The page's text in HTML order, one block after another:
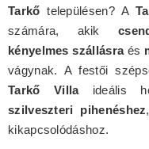
Tarkő településen? A
számára, akik
kényelmes szállásraés
vágynak. A festői
Tarkő Villaideális
szilveszteri pihenéshez
kikapcsolódáshoz.